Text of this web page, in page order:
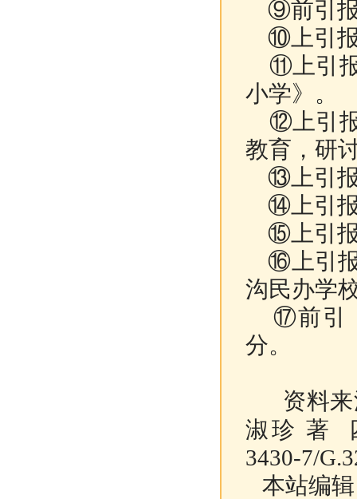
⑨前引报
⑩上引报
⑪上引报
小学》。
⑫上引报
教育，研
⑬上引报
⑭上引报
⑮上引报
⑯上引报
沟民办学
⑰前引《
分。
资料
淑珍 著
3430-7/
本站编